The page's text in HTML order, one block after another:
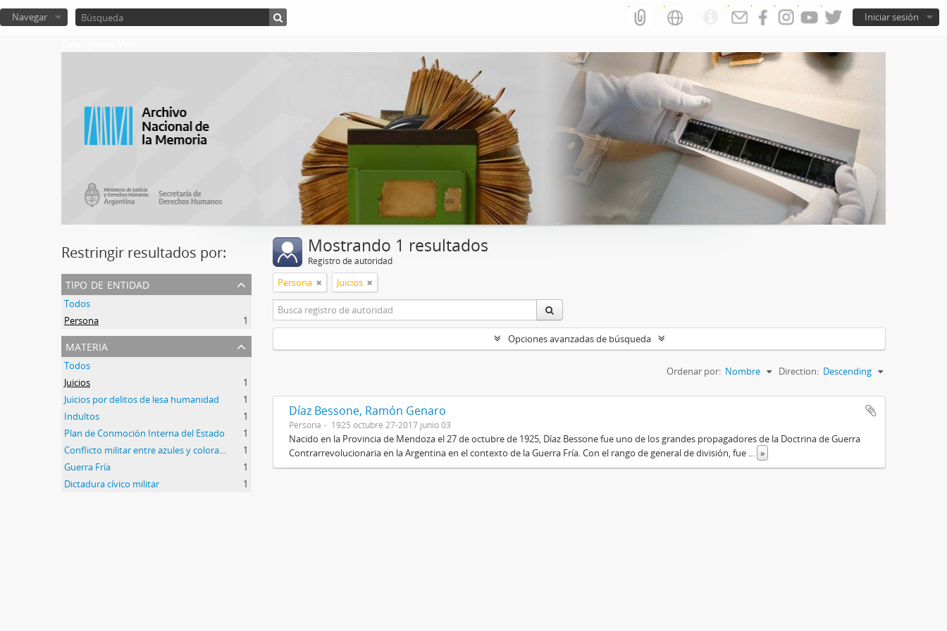
Iniciar sesión
Navegar
Restringir resultados por:
tipo de entidad
Todos
Persona
1
materia
Todos
Juicios
1
Juicios por delitos de lesa humanidad
1
Indultos
1
Plan de Conmoción Interna del Estado
1
1
Guerra Fría
1
Dictadura cívico militar
1
Mostrando 1 resultados
Registro de autoridad
Persona Juicios
Opciones avanzadas de búsqueda
Ordenar por: Nombre Direction: Descending
Díaz Bessone, Ramón Genaro
Persona 1925 octubre 27-2017 junio 03
Nacido en la Provincia de Mendoza el 27 de octubre de 1925, Díaz Bessone fue uno de los grandes propagadores de la Doctrina de Guerra
Contrarrevolucionaria en la Argentina en el contexto de la Guerra Fría. Con el rango de general de división, fue
»